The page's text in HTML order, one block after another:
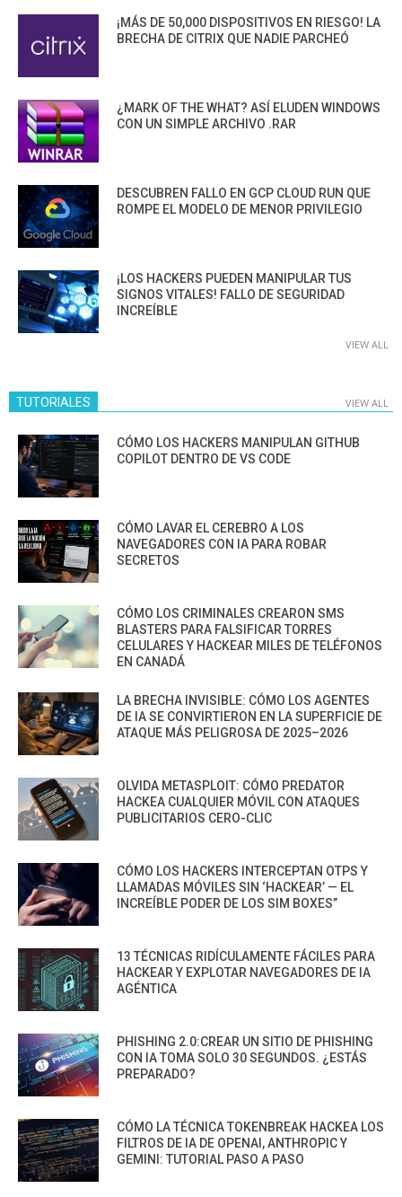
¡MÁS DE 50,000 DISPOSITIVOS EN RIESGO! LA
BRECHA DE CITRIX QUE NADIE PARCHEÓ
¿MARK OF THE WHAT? ASÍ ELUDEN WINDOWS
CON UN SIMPLE ARCHIVO .RAR
DESCUBREN FALLO EN GCP CLOUD RUN QUE
ROMPE EL MODELO DE MENOR PRIVILEGIO
¡LOS HACKERS PUEDEN MANIPULAR TUS
SIGNOS VITALES! FALLO DE SEGURIDAD
INCREÍBLE
VIEW ALL
TUTORIALES VIEW ALL
CÓMO LOS HACKERS MANIPULAN GITHUB
COPILOT DENTRO DE VS CODE
CÓMO LAVAR EL CEREBRO A LOS
NAVEGADORES CON IA PARA ROBAR
SECRETOS
CÓMO LOS CRIMINALES CREARON SMS
BLASTERS PARA FALSIFICAR TORRES
CELULARES Y HACKEAR MILES DE TELÉFONOS
EN CANADÁ
LA BRECHA INVISIBLE: CÓMO LOS AGENTES
DE IA SE CONVIRTIERON EN LA SUPERFICIE DE
ATAQUE MÁS PELIGROSA DE 2025–2026
OLVIDA METASPLOIT: CÓMO PREDATOR
HACKEA CUALQUIER MÓVIL CON ATAQUES
PUBLICITARIOS CERO-CLIC
CÓMO LOS HACKERS INTERCEPTAN OTPS Y
LLAMADAS MÓVILES SIN ‘HACKEAR’ — EL
INCREÍBLE PODER DE LOS SIM BOXES”
13 TÉCNICAS RIDÍCULAMENTE FÁCILES PARA
HACKEAR Y EXPLOTAR NAVEGADORES DE IA
AGÉNTICA
PHISHING 2.0:CREAR UN SITIO DE PHISHING
CON IA TOMA SOLO 30 SEGUNDOS. ¿ESTÁS
PREPARADO?
CÓMO LA TÉCNICA TOKENBREAK HACKEA LOS
FILTROS DE IA DE OPENAI, ANTHROPIC Y
GEMINI: TUTORIAL PASO A PASO